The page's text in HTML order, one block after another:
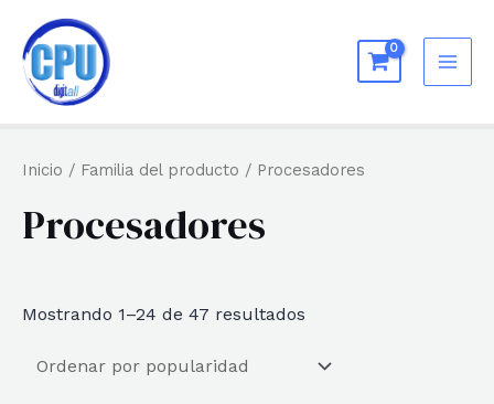
contenido
Inicio / Familia del producto / Procesadores
Procesadores
Mostrando 1–24 de 47 resultados